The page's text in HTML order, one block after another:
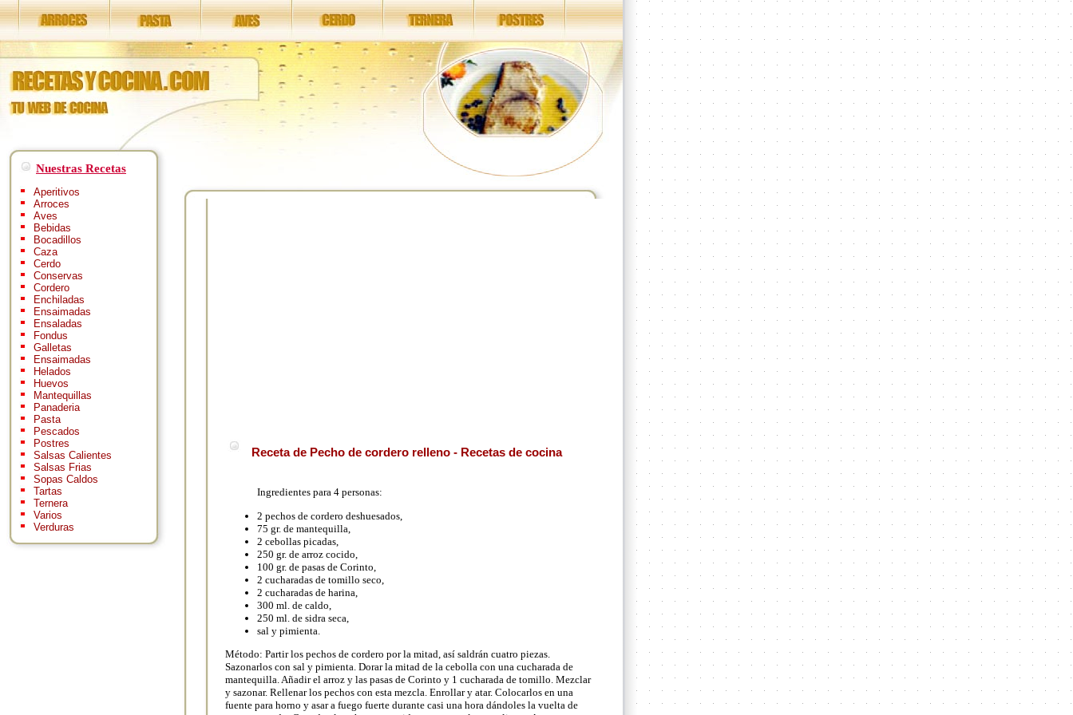
Nuestras Recetas
Aperitivos
Arroces
Aves
Bebidas
Bocadillos
Caza
Cerdo
Conservas
Cordero
Enchiladas
Ensaimadas
Ensaladas
Fondus
Galletas
Ensaimadas
Helados
Huevos
Mantequillas
Panaderia
Pasta
Pescados
Postres
Salsas Calientes
Salsas Frias
Sopas Caldos
Tartas
Ternera
Varios
Verduras
Receta de Pecho de cordero relleno - Recetas de cocina
Ingredientes para 4 personas:
2 pechos de cordero deshuesados,
75 gr. de mantequilla,
2 cebollas picadas,
250 gr. de arroz cocido,
100 gr. de pasas de Corinto,
2 cucharadas de tomillo seco,
2 cucharadas de harina,
300 ml. de caldo,
250 ml. de sidra seca,
sal y pimienta.
Método: Partir los pechos de cordero por la mitad, así saldrán cuatro piezas.
Sazonarlos con sal y pimienta. Dorar la mitad de la cebolla con una cucharada de
mantequilla. Añadir el arroz y las pasas de Corinto y 1 cucharada de tomillo. Mezclar
y sazonar. Rellenar los pechos con esta mezcla. Enrollar y atar. Colocarlos en una
fuente para horno y asar a fuego fuerte durante casi una hora dándoles la vuelta de